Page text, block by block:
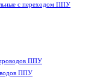
с переходом ППУ
ППУ